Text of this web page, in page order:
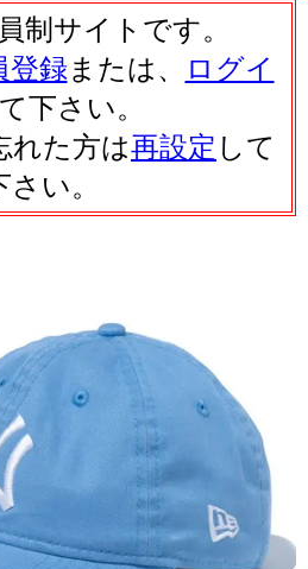
制サイトです。
登録または、
ログイ
下さい。
れた方は再設定 して
さい。